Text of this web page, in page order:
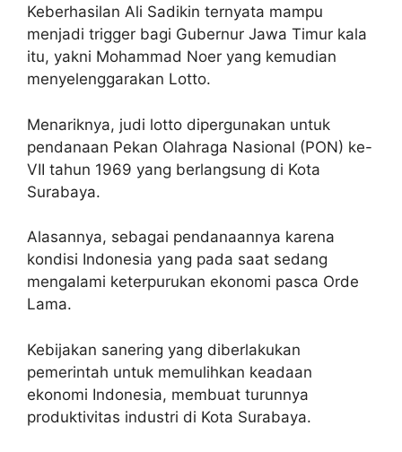
Keberhasilan Ali Sadikin ternyata mampu
menjadi trigger bagi Gubernur Jawa Timur kala
itu, yakni Mohammad Noer yang kemudian
menyelenggarakan Lotto.
Menariknya, judi lotto dipergunakan untuk
pendanaan Pekan Olahraga Nasional (PON) ke-
VII tahun 1969 yang berlangsung di Kota
Surabaya.
Alasannya, sebagai pendanaannya karena
kondisi Indonesia yang pada saat sedang
mengalami keterpurukan ekonomi pasca Orde
Lama.
Kebijakan sanering yang diberlakukan
pemerintah untuk memulihkan keadaan
ekonomi Indonesia, membuat turunnya
produktivitas industri di Kota Surabaya.